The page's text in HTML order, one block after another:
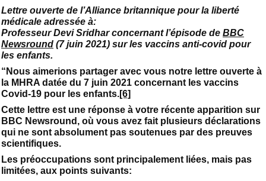
Lettre ouverte de l’Alliance britannique pour la liberté
médicale adressée à:
Professeur Devi Sridhar concernant l’épisode de BBC
Newsround (7 juin 2021) sur les vaccins anti-covid pour
les enfants.
“Nous aimerions partager avec vous notre lettre ouverte à
la MHRA datée du 7 juin 2021 concernant les vaccins
Covid-19 pour les enfants.[6]
Cette lettre est une réponse à votre récente apparition sur
BBC Newsround, où vous avez fait plusieurs déclarations
qui ne sont absolument pas soutenues par des preuves
scientifiques.
Les préoccupations sont principalement liées, mais pas
limitées, aux points suivants: